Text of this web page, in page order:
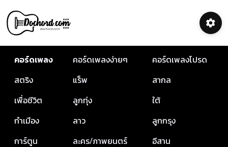
คอร์ดเพลง คอร์ดเพลงง่ายๆ
คอร์ดเพลงโปรด
สตริง
แร็พ
สากล
เพื่อชีวิต
ลูกทุ่ง
ใต้
กำเมือง
ลาว
ลูกกรุง
การ์ตูน
ละคร/ภาพยนตร์ อีสาน